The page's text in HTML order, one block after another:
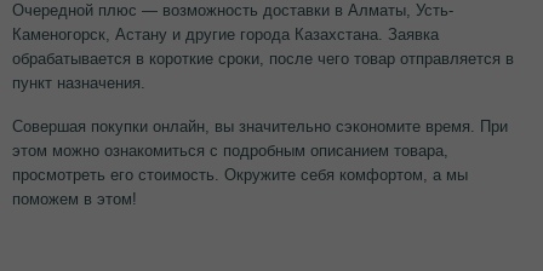
Очередной плюс — возможность доставки в Алматы, Усть-
Каменогорск, Астану и другие города Казахстана. Заявка
обрабатывается в короткие сроки, после чего товар отправляется в
пункт назначения.
Совершая покупки онлайн, вы значительно сэкономите время. При
этом можно ознакомиться с подробным описанием товара,
просмотреть его стоимость. Окружите себя комфортом, а мы
поможем в этом!